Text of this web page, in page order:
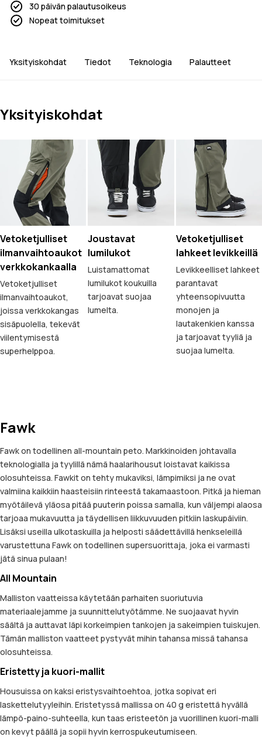
30 päivän palautusoikeus
Nopeat toimitukset
Yksityiskohdat Tiedot Teknologia Palautteet
Yksityiskohdat
Vetoketjulliset
ilmanvaihtoaukot
verkkokankaalla
Vetoketjulliset
ilmanvaihtoaukot,
joissa verkkokangas
sisäpuolella, tekevät
viilentymisestä
superhelppoa.
Joustavat
lumilukot
Luistamattomat
lumilukot koukuilla
tarjoavat suojaa
lumelta.
Vetoketjulliset
lahkeet levikkeillä
Levikkeelliset lahkeet
parantavat
yhteensopivuutta
monojen ja
lautakenkien kanssa
ja tarjoavat tyyliä ja
suojaa lumelta.
Fawk
Fawk on todellinen all-mountain peto. Markkinoiden johtavalla
teknologialla ja tyylillä nämä haalarihousut loistavat kaikissa
olosuhteissa. Fawkit on tehty mukaviksi, lämpimiksi ja ne ovat
valmiina kaikkiin haasteisiin rinteestä takamaastoon. Pitkä ja hieman
myötäilevä yläosa pitää puuterin poissa samalla, kun väljempi alaosa
tarjoaa mukavuutta ja täydellisen liikkuvuuden pitkiin laskupäiviin.
Lisäksi useilla ulkotaskuilla ja helposti säädettävillä henkseleillä
varustettuna Fawk on todellinen supersuorittaja, joka ei varmasti
jätä sinua pulaan!
All Mountain
Malliston vaatteissa käytetään parhaiten suoriutuvia
materiaalejamme ja suunnittelutyötämme. Ne suojaavat hyvin
säältä ja auttavat läpi korkeimpien tankojen ja sakeimpien tuiskujen.
Tämän malliston vaatteet pystyvät mihin tahansa missä tahansa
olosuhteissa.
Eristetty ja kuori-mallit
Housuissa on kaksi eristysvaihtoehtoa, jotka sopivat eri
laskettelutyyleihin. Eristetyssä mallissa on 40 g eristettä hyvällä
lämpö-paino-suhteella, kun taas eristeetön ja vuorillinen kuori-malli
on kevyt päällä ja sopii hyvin kerrospukeutumiseen.